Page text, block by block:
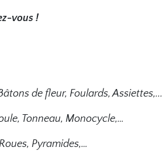
vous !
de fleur, Foulards, Assiettes,...
Tonneau, Monocycle,…
Pyramides,…